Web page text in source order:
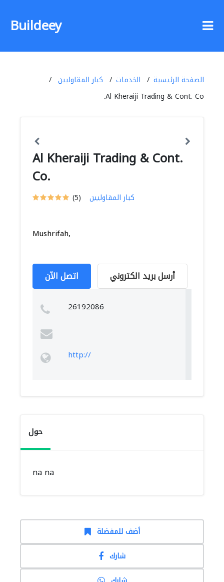
Buildeey
الصفحة الرئيسية الخدمات
كبار المقاوليين
Al Kheraiji Trading & Cont. Co.
Al Kheraiji Trading & Cont.
Co.
(5) كبار المقاوليين
Mushrifah,
اتصل الآن أرسل بريد الكتروني
26192086
http://
حول
na na
أضف للمفضلة
شارك